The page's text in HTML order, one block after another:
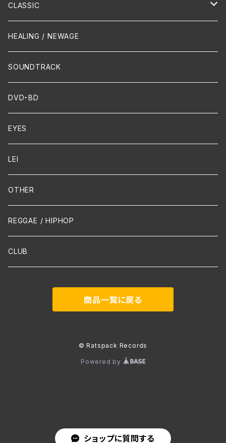
ショップに質問する
Hip-Hop/Dancehall Reggae
Piano
Crossover / Fusion
Dixie / New Orleans
FUNK
HAWAIIAN
Chanson
CLASSIC
Piano
Flute
Violin
Cello
Guitar / Ukulele
Mandolin
声楽
吹奏楽
Contemporary / Avangarde
HEALING / NEWAGE
SOUNDTRACK
DVD・BD
EYES
LEI
OTHER
REGGAE / HIPHOP
CLUB
商品一覧に戻る
© Ratspack Records
Powered by